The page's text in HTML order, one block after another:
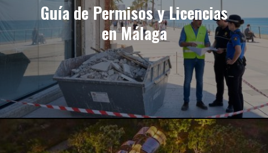
Guía de Permisos y Licencias
en Málaga